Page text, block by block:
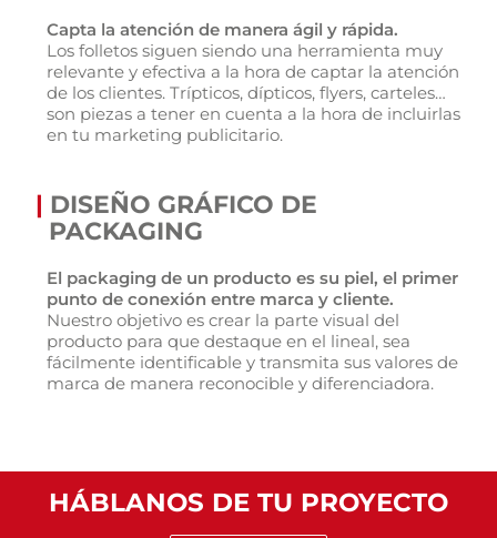
Capta la atención de manera ágil y rápida.
Los folletos siguen siendo una herramienta muy
relevante y efectiva a la hora de captar la atención
de los clientes. Trípticos, dípticos, flyers, carteles…
son piezas a tener en cuenta a la hora de incluirlas
en tu marketing publicitario.
| DISEÑO GRÁFICO DE
PACKAGING
El packaging de un producto es su piel, el primer
punto de conexión entre marca y cliente.
Nuestro objetivo es crear la parte visual del
producto para que destaque en el lineal, sea
fácilmente identificable y transmita sus valores de
marca de manera reconocible y diferenciadora.
HÁBLANOS DE TU PROYECTO